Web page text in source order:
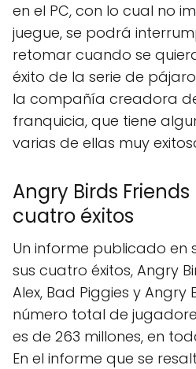
en el PC, con lo cual no
juegue, se podrá
retomar cuando se
éxito de la serie de
la compañía creadora
franquicia, que tiene
varias de ellas muy
Angry Birds
cuatro éxitos
Un informe publicado en
sus cuatro éxitos, Angry
Alex, Bad Piggies y Angry
número total de
es de 263 millones, en
En el informe que se